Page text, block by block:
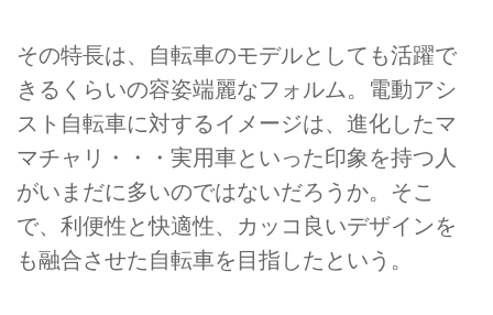
その特長は、自転車のモデルとしても活躍で
きるくらいの容姿端麗なフォルム。電動アシ
スト自転車に対するイメージは、進化したマ
マチャリ・・・実用車といった印象を持つ人
がいまだに多いのではないだろうか。そこ
で、利便性と快適性、カッコ良いデザインを
も融合させた自転車を目指したという。